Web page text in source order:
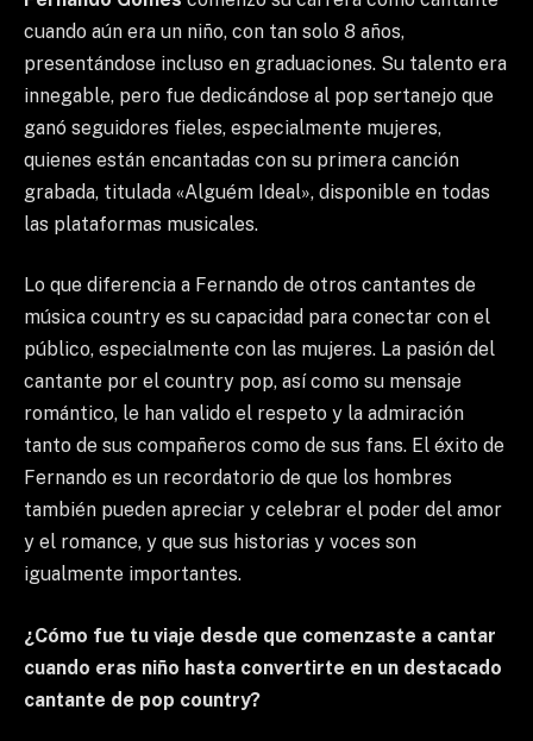
cuando aún era un niño, con tan solo 8 años,
presentándose incluso en graduaciones. Su talento era
innegable, pero fue dedicándose al pop sertanejo que
ganó seguidores fieles, especialmente mujeres,
quienes están encantadas con su primera canción
grabada, titulada «Alguém Ideal», disponible en todas
las plataformas musicales.
Lo que diferencia a Fernando de otros cantantes de
música country es su capacidad para conectar con el
público, especialmente con las mujeres. La pasión del
cantante por el country pop, así como su mensaje
romántico, le han valido el respeto y la admiración
tanto de sus compañeros como de sus fans. El éxito de
Fernando es un recordatorio de que los hombres
también pueden apreciar y celebrar el poder del amor
y el romance, y que sus historias y voces son
igualmente importantes.
¿Cómo fue tu viaje desde que comenzaste a cantar
cuando eras niño hasta convertirte en un destacado
cantante de pop country?